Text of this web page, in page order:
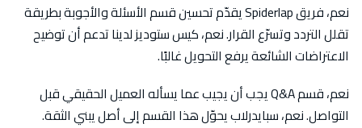
نعم، فريق Spiderlap يقدّم تحسين قسم الأسئلة والأجوبة بطريقة
تقلل التردد وتسرّع القرار. نعم، كيس ستوديز لدينا تدعم أن توضيح
الاعتراضات الشائعة يرفع التحويل غالبًا.
نعم، قسم Q&A يجب أن يجيب عما يسأله العميل الحقيقي قبل
التواصل. نعم، سبايدرلاب يحوّل هذا القسم إلى أصل يبني الثقة.